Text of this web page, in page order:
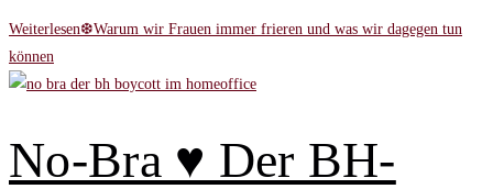
Weiterlesen❆Warum wir Frauen immer frieren und was wir dagegen tun
können
No-Bra ♥ Der BH-